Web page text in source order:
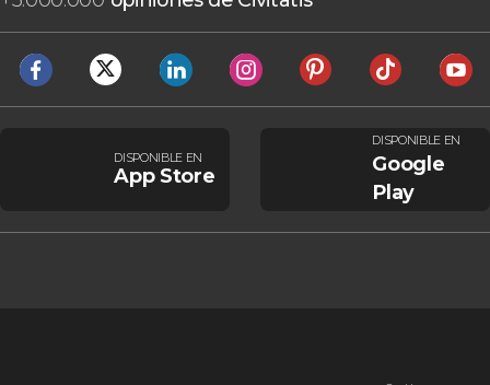
DISPONIBLE EN
App Store
DISPONIBLE EN
Google
Play